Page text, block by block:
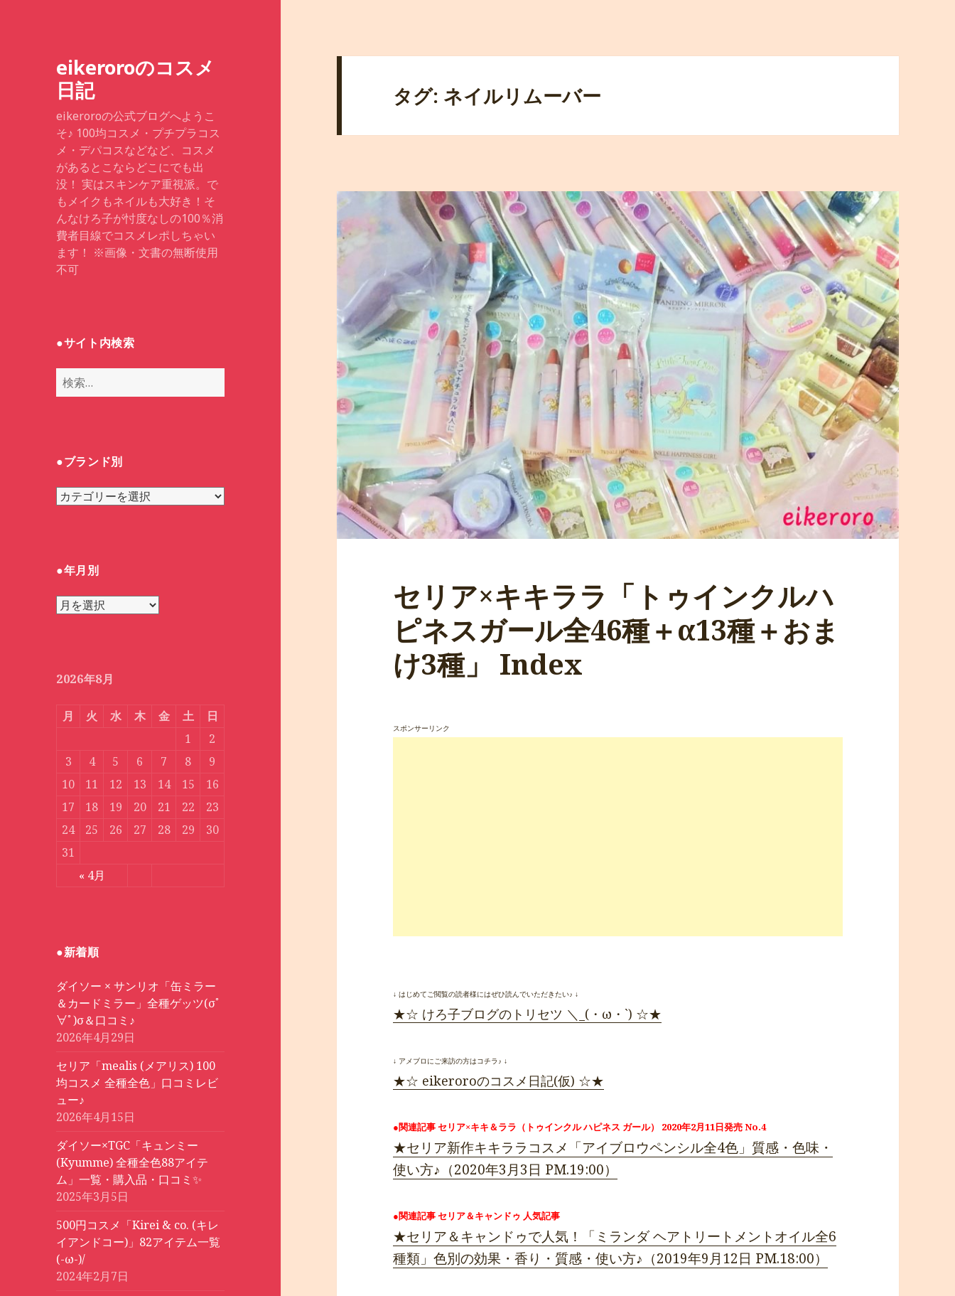
eikeroroのコスメ
日記
eikeroroの公式ブログへようこ
そ♪ 100均コスメ・プチプラコス
メ・デパコスなどなど、コスメ
があるとこならどこにでも出
没！ 実はスキンケア重視派。で
もメイクもネイルも大好き！そ
んなけろ子が忖度なしの100％消
費者目線でコスメレポしちゃい
ます！ ※画像・文書の無断使用
不可
●サイト内検索
検
索
●ブランド別
●
ド
●年月別
●
2026年8月
月 火 水 木 金 土 日
« 4月
1
2
3
4 5 6 7 8
9
10
11 12 13 14 15
16
17
18 19 20 21 22
23
24
25 26 27 28 29
30
31
●新着順
ダイソー × サンリオ「缶ミラー
＆カードミラー」全種ゲッツ(σﾟ
∀ﾟ)σ＆口コミ♪
2026年4月29日
セリア「mealis (メアリス) 100
均コスメ 全種全色」口コミレビ
ュー♪
2026年4月15日
ダイソー×TGC「キュンミー
(Kyumme) 全種全色88アイテ
ム」一覧・購入品・口コミ✨
2025年3月5日
500円コスメ「Kirei & co. (キレ
イアンドコー)」82アイテム一覧
(-ω-)/
2024年2月7日
タグ: ネイルリムーバー
セリア×キキララ「トゥインクルハ
ピネスガール全46種＋α13種＋おま
け3種」 Index
スポンサーリンク
↓ はじめてご閲覧の読者様にはぜひ読んでいただきたい♪ ↓
★☆ けろ子ブログのトリセツ ＼_(・ω・`) ☆★
↓ アメブロにご来訪の方はコチラ♪ ↓
★☆ eikeroroのコスメ日記(仮) ☆★
●関連記事 セリア×キキ＆ララ（トゥインクル ハピネス ガール） 2020年2月11日発売 No.4
★セリア新作キキララコスメ「アイブロウペンシル全4色」質感・色味・
使い方♪（2020年3月3日 PM.19:00）
●関連記事 セリア＆キャンドゥ 人気記事
★セリア＆キャンドゥで人気！「ミランダ ヘアトリートメントオイル全6
種類」色別の効果・香り・質感・使い方♪（2019年9月12日 PM.18:00）